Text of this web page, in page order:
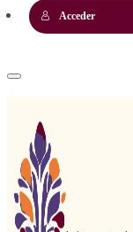
Acceder